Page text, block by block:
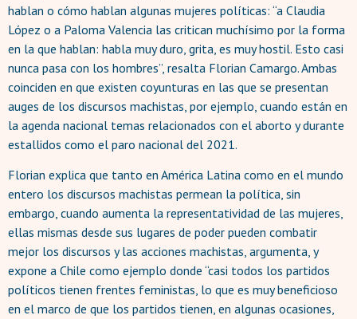
hablan o cómo hablan algunas mujeres políticas: “a Claudia
López o a Paloma Valencia las critican muchísimo por la forma
en la que hablan: habla muy duro, grita, es muy hostil. Esto casi
nunca pasa con los hombres”, resalta Florian Camargo. Ambas
coinciden en que existen coyunturas en las que se presentan
auges de los discursos machistas, por ejemplo, cuando están en
la agenda nacional temas relacionados con el aborto y durante
estallidos como el paro nacional del 2021.
Florian explica que tanto en América Latina como en el mundo
entero los discursos machistas permean la política, sin
embargo, cuando aumenta la representatividad de las mujeres,
ellas mismas desde sus lugares de poder pueden combatir
mejor los discursos y las acciones machistas, argumenta, y
expone a Chile como ejemplo donde “casi todos los partidos
políticos tienen frentes feministas, lo que es muy beneficioso
en el marco de que los partidos tienen, en algunas ocasiones,